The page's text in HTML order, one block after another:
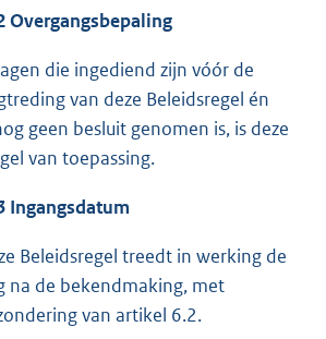
Overgangsbepaling
die ingediend zijn vóór de
van deze Beleidsregel én
geen besluit genomen is, is deze
van toepassing.
Ingangsdatum
Beleidsregel treedt in werking de
na de bekendmaking, met
van artikel 6.2.